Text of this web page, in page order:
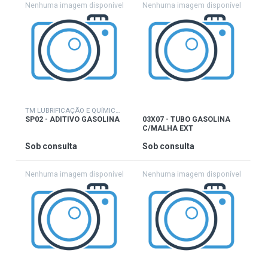
TM LUBRIFICAÇÃO E QUÍMICOS
SP02 - ADITIVO GASOLINA
Sob consulta
03X07 - TUBO GASOLINA
C/MALHA EXT
Sob consulta